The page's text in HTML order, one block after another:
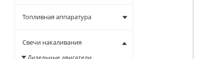
Топливная аппаратура
Свечи накаливания
Дизельные двигатели